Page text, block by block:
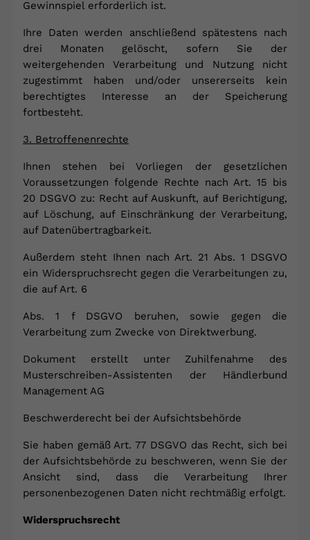
Gewinnspiel erforderlich ist.
Ihre Daten werden anschließend spätestens nach
drei Monaten gelöscht, sofern Sie der
weitergehenden Verarbeitung und Nutzung nicht
zugestimmt haben und/oder unsererseits kein
berechtigtes Interesse an der Speicherung
fortbesteht.
3. Betroffenenrechte
Ihnen stehen bei Vorliegen der gesetzlichen
Voraussetzungen folgende Rechte nach Art. 15 bis
20 DSGVO zu: Recht auf Auskunft, auf Berichtigung,
auf Löschung, auf Einschränkung der Verarbeitung,
auf Datenübertragbarkeit.
Außerdem steht Ihnen nach Art. 21 Abs. 1 DSGVO
ein Widerspruchsrecht gegen die Verarbeitungen zu,
die auf Art. 6
Abs. 1 f DSGVO beruhen, sowie gegen die
Verarbeitung zum Zwecke von Direktwerbung.
Dokument erstellt unter Zuhilfenahme des
Musterschreiben-Assistenten der Händlerbund
Management AG
Beschwerderecht bei der Aufsichtsbehörde
Sie haben gemäß Art. 77 DSGVO das Recht, sich bei
der Aufsichtsbehörde zu beschweren, wenn Sie der
Ansicht sind, dass die Verarbeitung Ihrer
personenbezogenen Daten nicht rechtmäßig erfolgt.
Widerspruchsrecht